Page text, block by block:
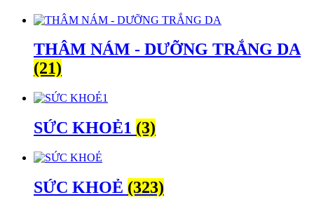
THÂM NÁM - DƯỠNG TRẮNG DA
(21)
SỨC KHOẺ1 (3)
SỨC KHOẺ (323)